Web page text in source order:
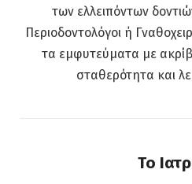
των ελλειπόντων
Περιοδοντολόγοι ή
τα εμφυτεύματα με
σταθερότητα και
Το